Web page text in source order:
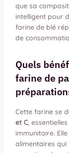
que sa
intelligent pour
farine de blé
de
Quels
farine de
Cette farine se
et C,
immunitaire.
alimentaires